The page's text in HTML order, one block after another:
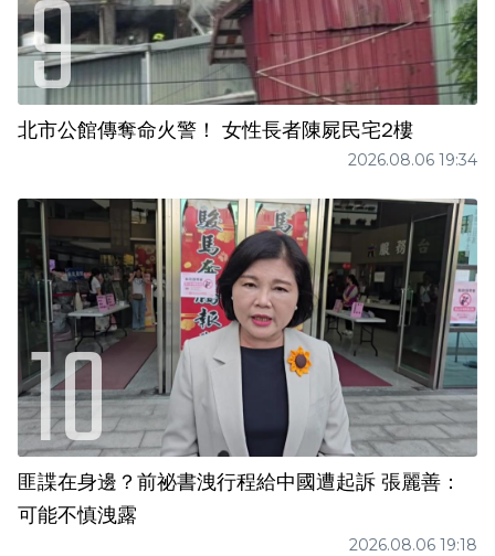
北市公館傳奪命火警！ 女性長者陳屍民宅2樓
2026.08.06 19:34
匪諜在身邊？前祕書洩行程給中國遭起訴 張麗善：
可能不慎洩露
2026.08.06 19:18